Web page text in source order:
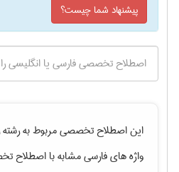
پیشنهاد شما چیست؟
این اصطلاح تخصصی مربوط به رشته
واژه های فارسی مشابه با اصطلاح